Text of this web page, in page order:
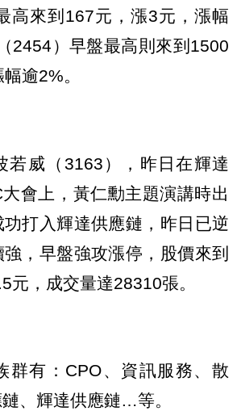
高來到167元，漲3元，漲幅
2454）早盤最高則來到1500
逾2%。
若威（3163），昨日在輝達
大會上，黃仁勳主題演講時出
打入輝達供應鏈，昨日已逆
，早盤強攻漲停，股價來到
元，成交量達28310張。
群有：CPO、資訊服務、散
、輝達供應鏈…等。